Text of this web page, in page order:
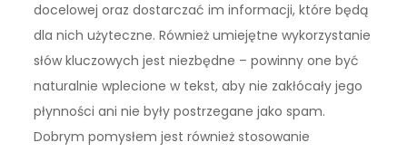
docelowej oraz dostarczać im informacji, które będą
dla nich użyteczne. Również umiejętne wykorzystanie
słów kluczowych jest niezbędne – powinny one być
naturalnie wplecione w tekst, aby nie zakłócały jego
płynności ani nie były postrzegane jako spam.
Dobrym pomysłem jest również stosowanie